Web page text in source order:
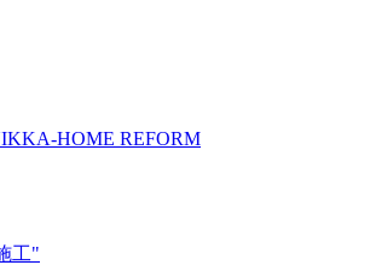
HOME REFORM
工"